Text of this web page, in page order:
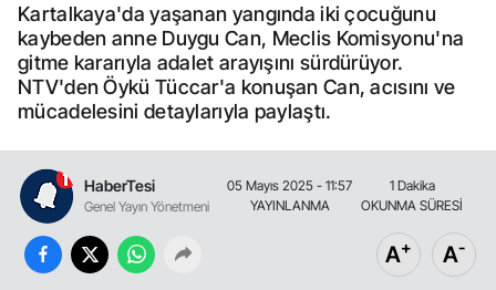
Kartalkaya'da yaşanan yangında iki çocuğunu
kaybeden anne Duygu Can, Meclis Komisyonu'na
gitme kararıyla adalet arayışını sürdürüyor.
NTV'den Öykü Tüccar'a konuşan Can, acısını ve
mücadelesini detaylarıyla paylaştı.
HaberTesi
Genel Yayın Yönetmeni
05 Mayıs 2025 - 11:57
YAYINLANMA
1 Dakika
OKUNMA SÜRESİ
A+ A-